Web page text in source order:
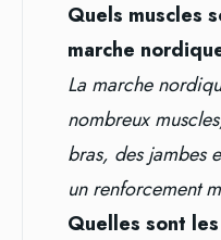
Quels muscles
marche
La marche
nombreux
bras, des jambes
un renforcement
Quelles sont